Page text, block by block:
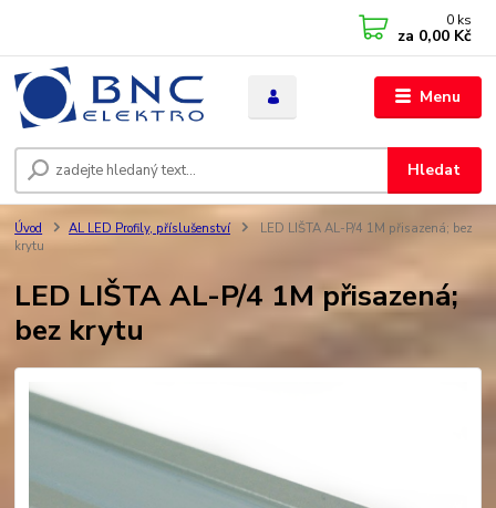
Menu
Hledat
0 ks
za 0,00 Kč
Úvod AL LED Profily, příslušenství
LED LIŠTA AL-P/4 1M přisazená; bez
krytu
LED LIŠTA AL-P/4 1M přisazená;
bez krytu